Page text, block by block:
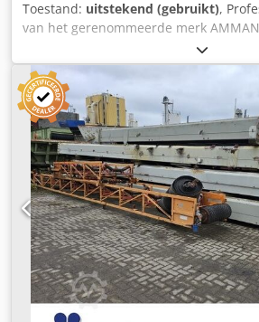
Toestand: uitstekend (gebruikt),
van het gerenommeerde merk
is uitgerust met een betrouwbare
een vermogen van 5 kW. Deze
professioneel straatwerk, wegenbouw
van grond, bestrating, zandbedden en
mechanisch apparaat, degelijke
staat conform de foto's – normale
Technische gegevens: • Fabrikant:
2920 • Bouwjaar: 1999 • Motor: HATZ
1B30-6 • Vermogen: 5 kW •
Handstart • Made in Germany
van straatstenen •
Teha • Wegenbouw • Verdichten van
Graafwerken en funderingen Staat:
machine. HATZ motor – een
dieselunit.